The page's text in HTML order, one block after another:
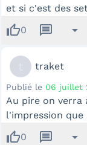
et si c'est des
thumb_up0 message arrow_drop_down
traket
Publié le 06 juillet
Au pire on
l'impression que
thumb_up0 message arrow_drop_down